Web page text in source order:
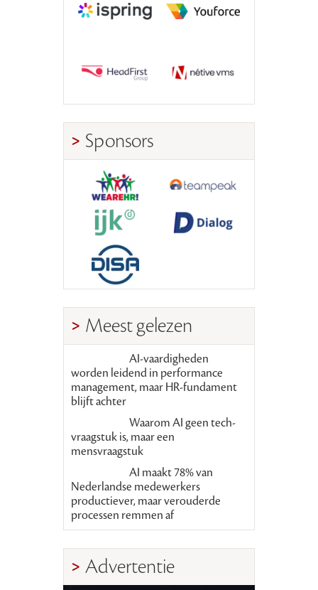
Sponsors
Meest gelezen
AI-vaardigheden
worden leidend in performance
management, maar HR-fundament
blijft achter
Waarom AI geen tech-
vraagstuk is, maar een
mensvraagstuk
AI maakt 78% van
Nederlandse medewerkers
productiever, maar verouderde
processen remmen af
Advertentie